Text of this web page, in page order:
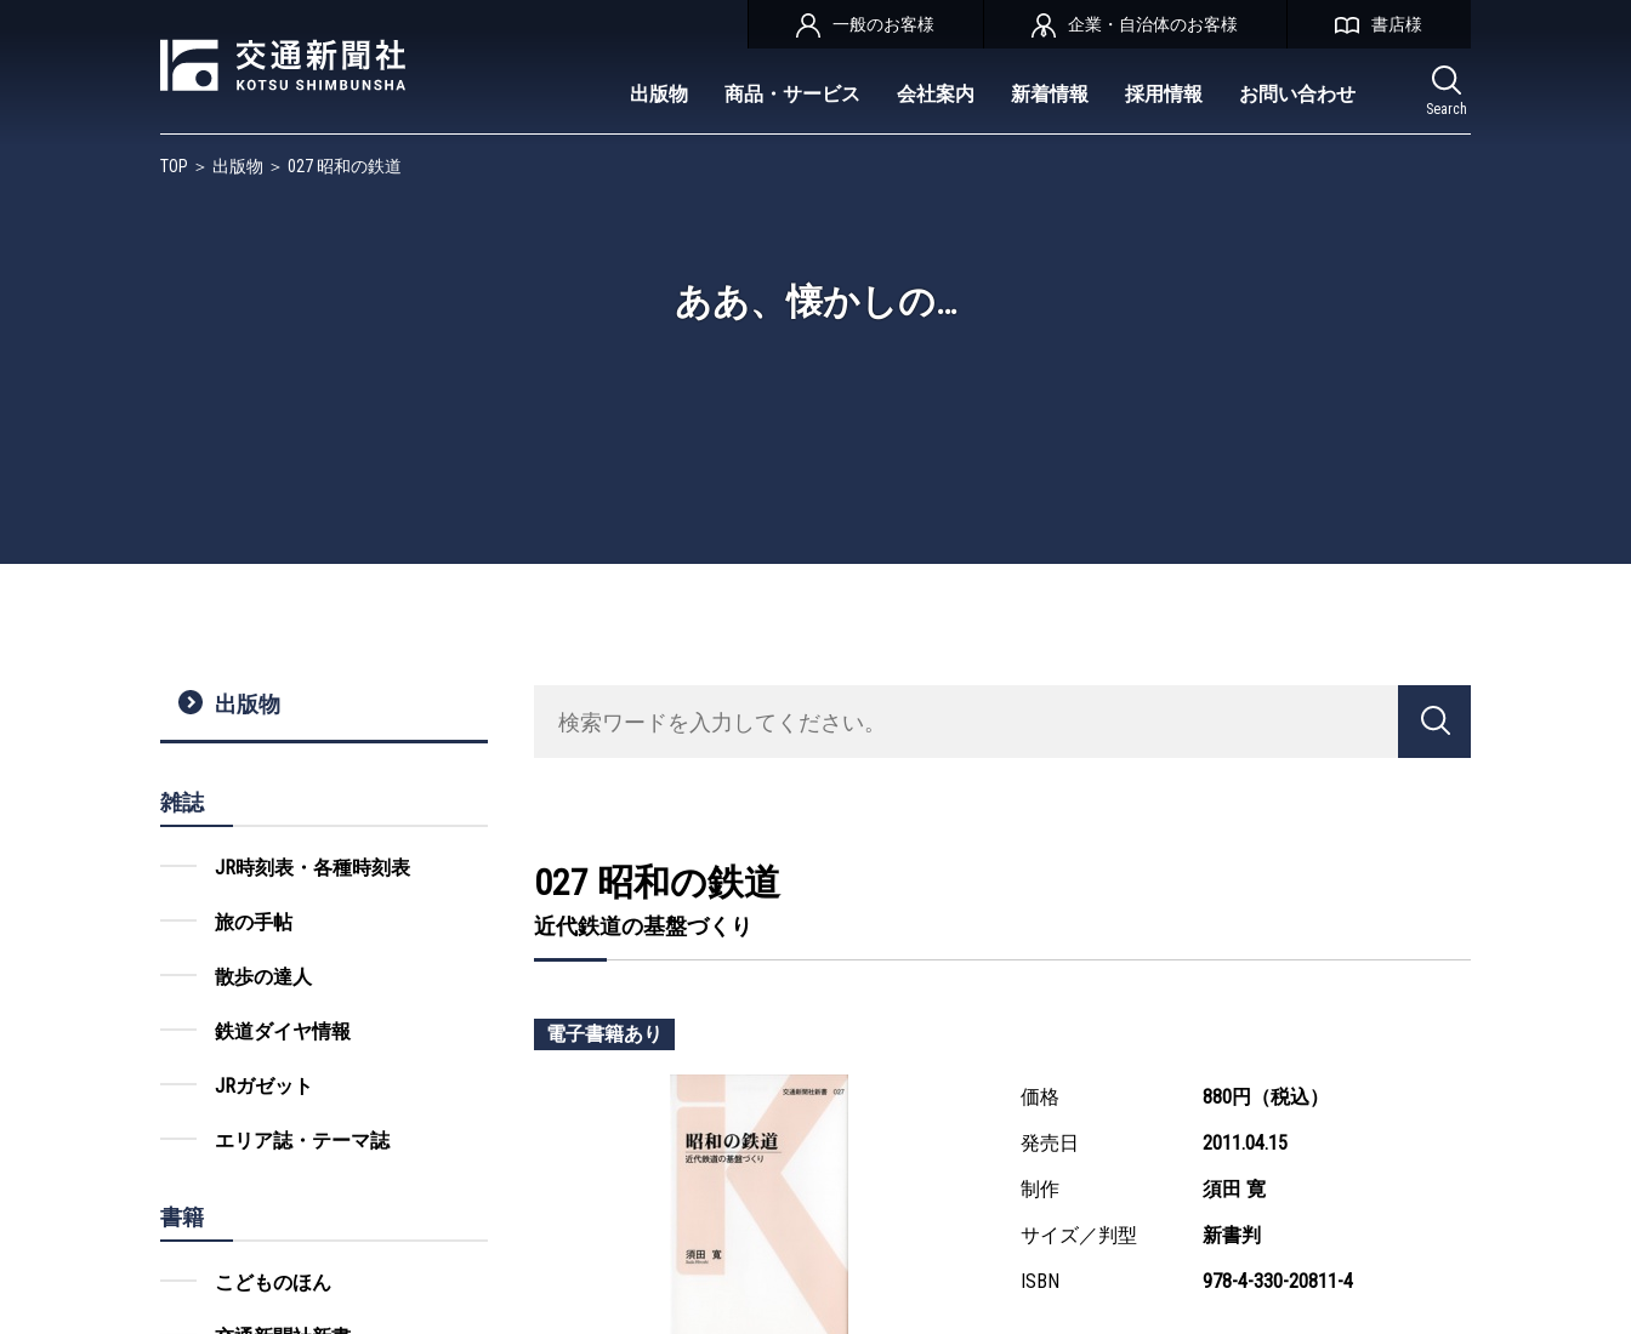
Search
出版物 商品・サービス 会社案内 新着情報 採用情報 お問い合わせ
一般のお客様 企業・自治体のお客様 書店様
TOP ＞ 出版物 ＞ 027 昭和の鉄道
ああ、懐かしの…
出版物
雑誌
JR時刻表・各種時刻表
旅の手帖
散歩の達人
鉄道ダイヤ情報
JRガゼット
エリア誌・テーマ誌
書籍
こどものほん
027 昭和の鉄道
近代鉄道の基盤づくり
電子書籍あり
価格
880円（税込）
発売日
2011.04.15
制作
須田 寛
サイズ／判型
新書判
ISBN
978-4-330-20811-4